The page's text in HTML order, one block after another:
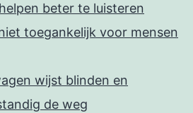
beter te luisteren
toegankelijk voor mensen
wijst blinden en
de weg